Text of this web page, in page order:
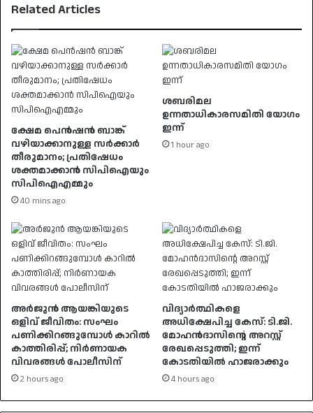
Related Articles
ക്ഷേമ പെൻഷൻ ബാങ്ക്
വഴിയാക്കാനുള്ള സർക്കാർ
തീരുമാനം; പ്രതിഷേധം
ശക്തമാക്കാൻ സിപിഐയും
സിപിഐഎമ്മും
40 mins ago
ശബരിമല
ഉന്നതാധികാരസമിതി യോഗം
ഇന്ന്
1 hour ago
അർജുൻ ആയങ്കിയുടെ
ഒളിവ് ജീവിതം: സംഘം
പണിക്കിറങ്ങുമ്പോൾ കാറിൽ
കാത്തിരിപ്പ്; നിർണായക
വിവരങ്ങൾ പോലീസിന്
2 hours ago
വിദ്യാർത്ഥികളെ
അധിക്ഷേപിച്ച കേസ്: ടി.ജി.
മോഹൻദാസിന്റെ അറസ്റ്റ്
രേഖപ്പെടുത്തി; ഇന്ന്
കോടതിയിൽ ഹാജരാക്കും
4 hours ago